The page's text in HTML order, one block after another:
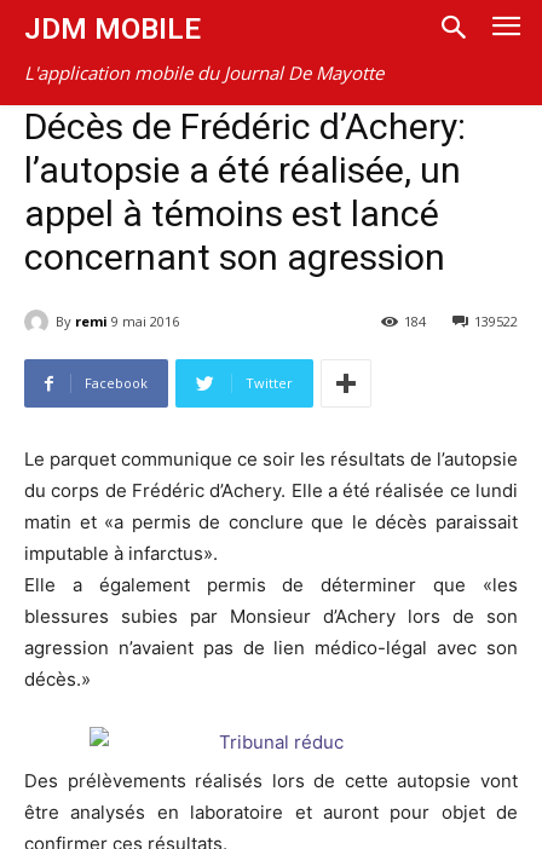
JDM MOBILE
L'application mobile du Journal De Mayotte
Décès de Frédéric d’Achery:
l’autopsie a été réalisée, un
appel à témoins est lancé
concernant son agression
By remi 9 mai 2016 139522
184
Facebook Twitter
Le parquet communique ce soir les résultats de l’autopsie
du corps de Frédéric d’Achery. Elle a été réalisée ce lundi
matin et «a permis de conclure que le décès paraissait
imputable à infarctus».
Elle a également permis de déterminer que «les
blessures subies par Monsieur d’Achery lors de son
agression n’avaient pas de lien médico-légal avec son
décès.»
Des prélèvements réalisés lors de cette autopsie vont
être analysés en laboratoire et auront pour objet de
confirmer ces résultats.